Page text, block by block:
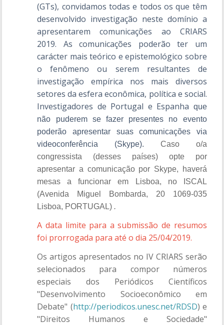
(GTs), convidamos todas e todos os que têm
desenvolvido investigação neste domínio a
apresentarem comunicações ao CRIARS
2019. As comunicações poderão ter um
carácter mais teórico e epistemológico sobre
o fenômeno ou serem resultantes de
investigação empírica nos mais diversos
setores da esfera econômica, política e social.
Investigadores de Portugal e Espanha que
não puderem se fazer presentes no evento
poderão apresentar suas comunicações via
videoconferência (Skype). Caso o/a
congressista (desses países) opte por
apresentar a comunicação por Skype, haverá
mesas a funcionar em Lisboa, no ISCAL
(Avenida Miguel Bombarda, 20 1069-035
Lisboa, PORTUGAL) .
A data limite para a submissão de resumos
foi prorrogada para até o dia 25/04/2019.
Os artigos apresentados no IV CRIARS serão
selecionados para compor números
especiais dos Periódicos Científicos
"Desenvolvimento Socioeconômico em
Debate" (http://periodicos.unesc.net/RDSD) e
"Direitos Humanos e Sociedade"